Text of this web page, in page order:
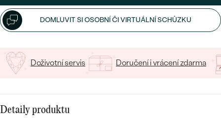
Nejprodávanější
snubní prsteny
DRAHOKAM
ZLATO
STŘÍBRO
S DRAHOKAMY
S PERLAMI
CENOVĚ DOSTUPNÉ
CENOVĚ DOSTUPNÉ
LUXUSNÍ
DOMLUVIT SI OSOBNÍ ČI VIRTUÁLNÍ SCHŮZKU
Doživotní servis Doručení i vrácení zdarma
Detaily produktu